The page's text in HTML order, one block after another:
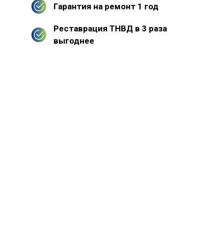
Гарантия на ремонт 1 год
Реставрация ТНВД в 3 раза
выгоднее